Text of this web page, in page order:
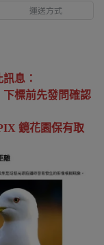
運送方式
息：
下標前先發問確認
鏡花園保有取